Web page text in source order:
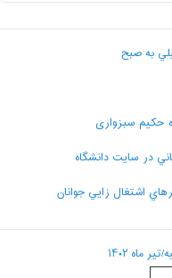
به صبح
در سايت دانشگاه
اشتغال زايي جوانان
ماه ۱۴۰۲